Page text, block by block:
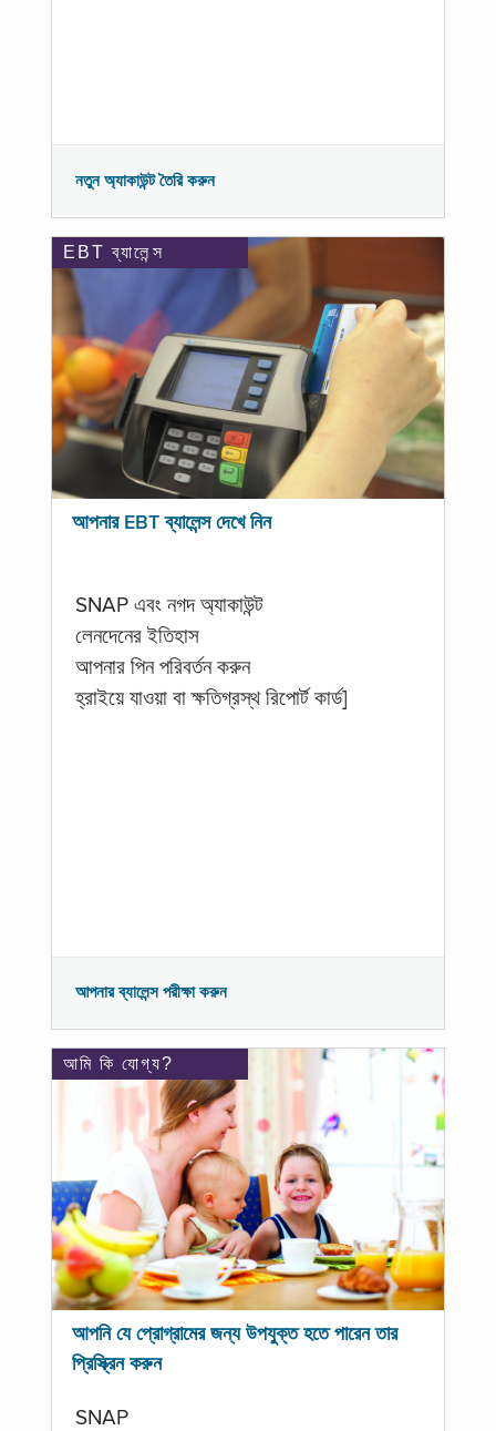
নতুন অ্যাকাউন্ট তৈরি করুন
EBT ব্যালেন্স
আপনার EBT ব্যালেন্স দেখে নিন
SNAP এবং নগদ অ্যাকাউন্ট
লেনদেনের ইতিহাস
আপনার পিন পরিবর্তন করুন
হ্রাইয়ে যাওয়া বা ক্ষতিগ্রস্থ রিপোর্ট কার্ড]
আপনার ব্যালেন্স পরীক্ষা করুন
আমি কি যোগ্য?
আপনি যে প্রোগ্রামের জন্য উপযুক্ত হতে পারেন তার
প্রিস্ক্রিন করুন
SNAP